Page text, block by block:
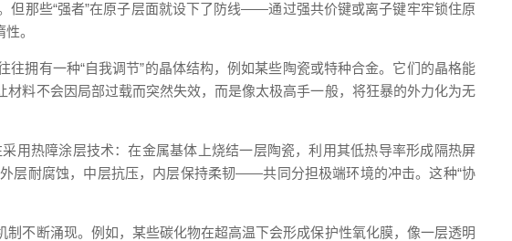
但那些“强者”在原子层面就设下了防线——通过强共价键或离子键牢牢锁住原
。
拥有一种“自我调节”的晶体结构，例如某些陶瓷或特种合金。它们的晶格能
料不会因局部过载而突然失效，而是像太极高手一般，将狂暴的外力化为无
用热障涂层技术：在金属基体上烧结一层陶瓷，利用其低热导率形成隔热屏
层耐腐蚀，中层抗压，内层保持柔韧——共同分担极端环境的冲击。这种“协
不断涌现。例如，某些碳化物在超高温下会形成保护性氧化膜，像一层透明